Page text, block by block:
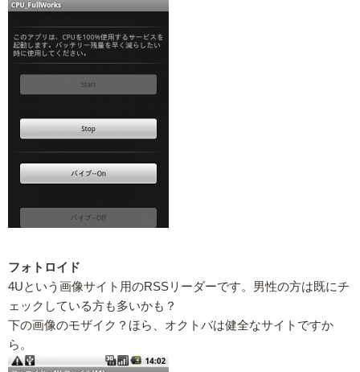
フォトロイド
4Uという画像サイト用のRSSリーダーです。男性の方は既にチ
ェックしている方も多いかも？
下の画像のモザイク？ほら、オクトバは健全なサイトですか
ら。